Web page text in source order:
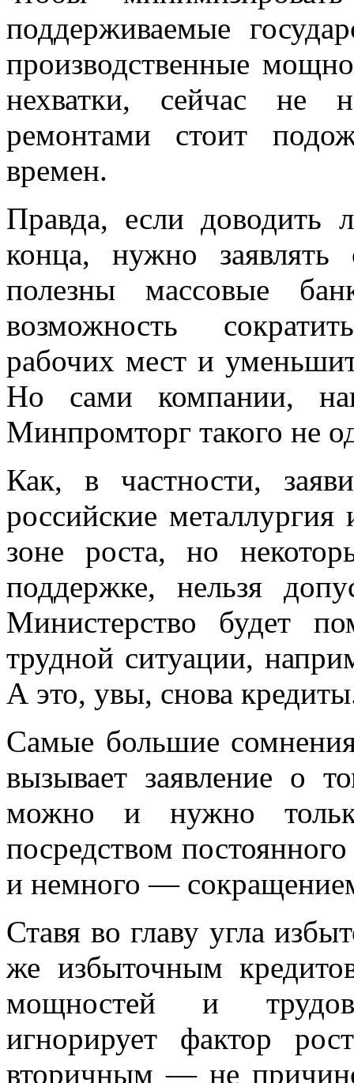
поддерживаемые
производственные
нехватки, сейчас не
ремонтами стоит
времен.
Правда, если доводить
конца, нужно
полезны массовые
возможность
рабочих мест и
Но сами компании,
Минпромторг такого не
Как, в частности,
российские
зоне роста, но
поддержке, нельзя
Министерство будет
трудной ситуации,
А это, увы, снова
Самые большие
вызывает заявление о
можно и нужно
посредством
и немного —
Ставя во главу угла
же избыточным
мощностей и
игнорирует фактор
вторичным — не